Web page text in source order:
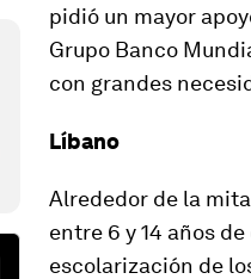
pidió un mayor
Grupo Banco
con grandes
Líbano
Alrededor de la
entre 6 y 14 años
escolarización de